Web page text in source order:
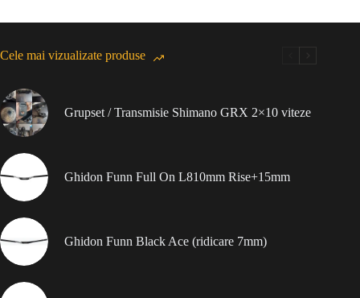
Cele mai vizualizate produse
Grupset / Transmisie Shimano GRX 2×10 viteze
Ghidon Funn Full On L810mm Rise+15mm
Ghidon Funn Black Ace (ridicare 7mm)